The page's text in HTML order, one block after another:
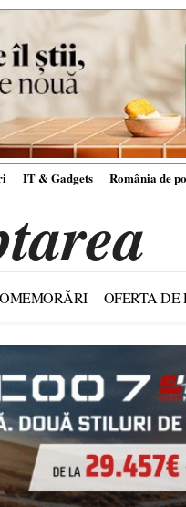
IT & Gadgets România de
OFERTA DE